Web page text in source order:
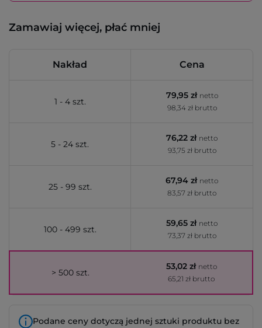
Zamawiaj więcej, płać mniej
Nakład Cena
1 - 4 szt.
79,95 zł netto
98,34 zł brutto
5 - 24 szt.
76,22 zł netto
93,75 zł brutto
25 - 99 szt.
67,94 zł netto
83,57 zł brutto
100 - 499 szt.
59,65 zł netto
73,37 zł brutto
> 500 szt.
53,02 zł netto
65,21 zł brutto
Podane ceny dotyczą jednej sztuki produktu bez